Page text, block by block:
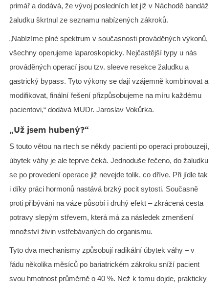
primář a dodává, že vývoj posledních let již v Náchodě bandáž
žaludku škrtnul ze seznamu nabízených zákroků.
„Nabízíme plné spektrum v současnosti prováděných výkonů,
všechny operujeme laparoskopicky. Nejčastější typy u nás
prováděných operací jsou tzv. sleeve resekce žaludku a
gastrický bypass. Tyto výkony se dají vzájemně kombinovat a
modifikovat, finální řešení přizpůsobujeme na míru každému
pacientovi,“ dodává MUDr. Jaroslav Vokůrka.
„Už jsem hubený?“
S touto větou na rtech se někdy pacienti po operaci probouzejí,
úbytek váhy je ale teprve čeká. Jednoduše řečeno, do žaludku
se po provedení operace již nevejde tolik, co dříve. Při jídle tak
i díky práci hormonů nastává brzký pocit sytosti. Současně
proti přibývání na váze působí i druhý efekt – zkrácená cesta
potravy slepým střevem, která má za následek zmenšení
množství živin vstřebávaných do organismu.
Tyto dva mechanismy způsobují radikální úbytek váhy – v
řádu několika měsíců po bariatrickém zákroku sníží pacient
svou hmotnost průměrně o 40 %. Než k tomu dojde, prakticky